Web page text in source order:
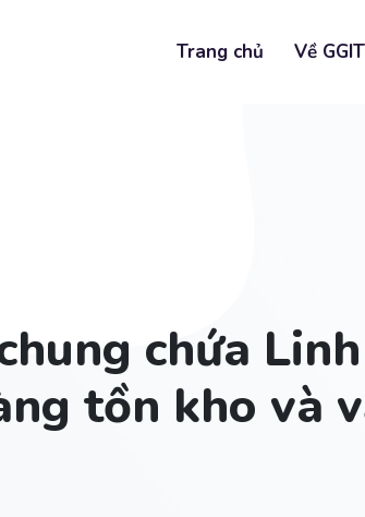
Trang chủ Về GGIT
chứa
tồn kho và